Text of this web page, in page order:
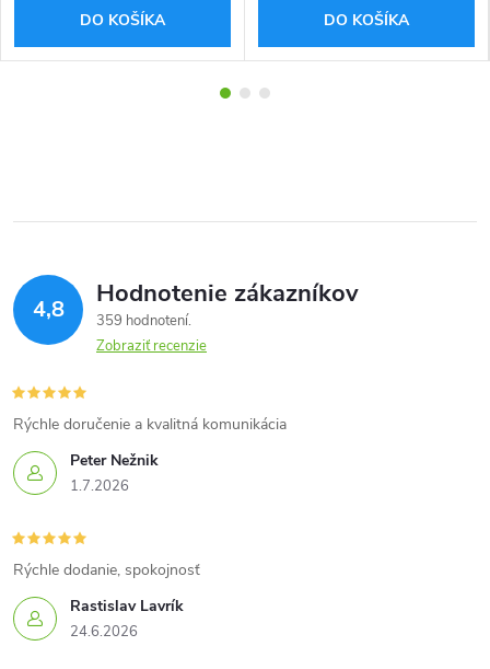
DO KOŠÍKA DO KOŠÍKA
4,8 Hodnotenie zákazníkov
359 hodnotení
Zobraziť recenzie
Peter Nežnik
1.7.2026
Rýchle doručenie a kvalitná komunikácia
Rastislav Lavrík
24.6.2026
Rýchle dodanie, spokojnosť